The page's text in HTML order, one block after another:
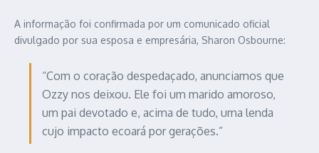
A informação foi confirmada por um comunicado oficial
divulgado por sua esposa e empresária, Sharon Osbourne:
“Com o coração despedaçado, anunciamos que
Ozzy nos deixou. Ele foi um marido amoroso,
um pai devotado e, acima de tudo, uma lenda
cujo impacto ecoará por gerações.”